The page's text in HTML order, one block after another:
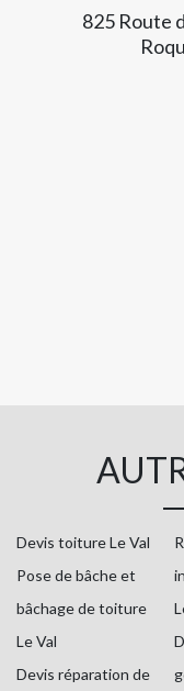
825 Route
Devis toiture Le Val
Pose de bâche et
bâchage de toiture
Le Val
Devis réparation de